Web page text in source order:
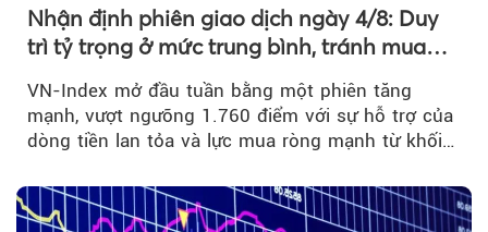
Nhận định phiên giao dịch ngày 4/8: Duy
trì tỷ trọng ở mức trung bình, tránh mua
VN-Index mở đầu tuần bằng một phiên tăng
mạnh, vượt ngưỡng 1.760 điểm với sự hỗ trợ của
dòng tiền lan tỏa và lực mua ròng mạnh từ khối